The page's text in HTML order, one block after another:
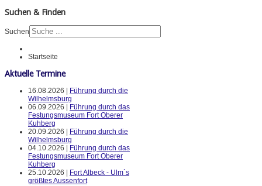
Suchen & Finden
Suchen
Startseite
Aktuelle Termine
16.08.2026 |
Führung durch die
Wilhelmsburg
06.09.2026 |
Führung durch das
Festungsmuseum Fort Oberer
Kuhberg
20.09.2026 |
Führung durch die
Wilhelmsburg
04.10.2026 |
Führung durch das
Festungsmuseum Fort Oberer
Kuhberg
25.10.2026 |
Fort Albeck - Ulm`s
größtes Aussenfort